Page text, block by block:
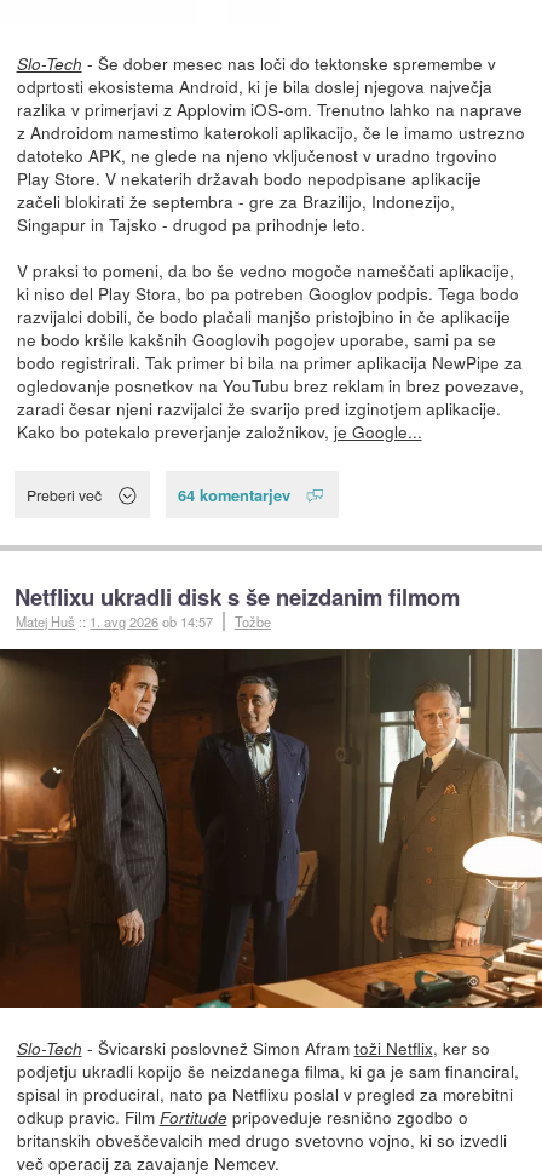
Slo-Tech - Še dober mesec nas loči do tektonske spremembe v
odprtosti ekosistema Android, ki je bila doslej njegova največja
razlika v primerjavi z Applovim iOS-om. Trenutno lahko na naprave
z Androidom namestimo katerokoli aplikacijo, če le imamo ustrezno
datoteko APK, ne glede na njeno vključenost v uradno trgovino
Play Store. V nekaterih državah bodo nepodpisane aplikacije
začeli blokirati že septembra - gre za Brazilijo, Indonezijo,
Singapur in Tajsko - drugod pa prihodnje leto.
V praksi to pomeni, da bo še vedno mogoče nameščati aplikacije,
ki niso del Play Stora, bo pa potreben Googlov podpis. Tega bodo
razvijalci dobili, če bodo plačali manjšo pristojbino in če aplikacije
ne bodo kršile kakšnih Googlovih pogojev uporabe, sami pa se
bodo registrirali. Tak primer bi bila na primer aplikacija NewPipe za
ogledovanje posnetkov na YouTubu brez reklam in brez povezave,
zaradi česar njeni razvijalci že svarijo pred izginotjem aplikacije.
Kako bo potekalo preverjanje založnikov, je Google...
Preberi več 64 komentarjev
Netflixu ukradli disk s še neizdanim filmom
Matej Huš :: 1. avg 2026ob 14:57 Tožbe
Slo-Tech - Švicarski poslovnež Simon Afram toži Netflix, ker so
podjetju ukradli kopijo še neizdanega filma, ki ga je sam financiral,
spisal in produciral, nato pa Netflixu poslal v pregled za morebitni
odkup pravic. Film Fortitudepripoveduje resnično zgodbo o
britanskih obveščevalcih med drugo svetovno vojno, ki so izvedli
več operacij za zavajanje Nemcev.